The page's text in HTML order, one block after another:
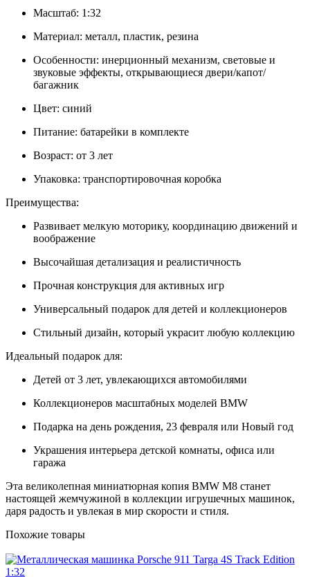
Масштаб: 1:32
Материал: металл, пластик, резина
Особенности: инерционный механизм, световые и
звуковые эффекты, открывающиеся двери/капот/
багажник
Цвет: синий
Питание: батарейки в комплекте
Возраст: от 3 лет
Упаковка: транспортировочная коробка
Преимущества:
Развивает мелкую моторику, координацию движений и
воображение
Высочайшая детализация и реалистичность
Прочная конструкция для активных игр
Универсальный подарок для детей и коллекционеров
Стильный дизайн, который украсит любую коллекцию
Идеальный подарок для:
Детей от 3 лет, увлекающихся автомобилями
Коллекционеров масштабных моделей BMW
Подарка на день рождения, 23 февраля или Новый год
Украшения интерьера детской комнаты, офиса или
гаража
Эта великолепная миниатюрная копия BMW M8 станет
настоящей жемчужиной в коллекции игрушечных машинок,
даря радость и увлекая в мир скорости и стиля.
Похожие товары